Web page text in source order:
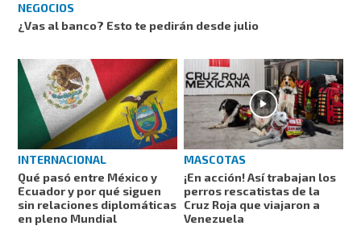
NEGOCIOS
¿Vas al banco? Esto te pedirán desde julio
INTERNACIONAL
Qué pasó entre México y
Ecuador y por qué siguen
sin relaciones diplomáticas
en pleno Mundial
MASCOTAS
¡En acción! Así trabajan los
perros rescatistas de la
Cruz Roja que viajaron a
Venezuela